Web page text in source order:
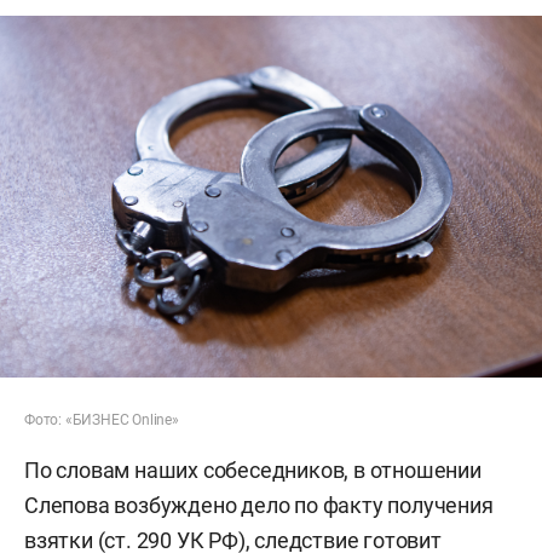
Фото: «БИЗНЕС Online»
По словам наших собеседников, в отношении
Слепова возбуждено дело по факту получения
взятки (ст. 290 УК РФ), следствие готовит